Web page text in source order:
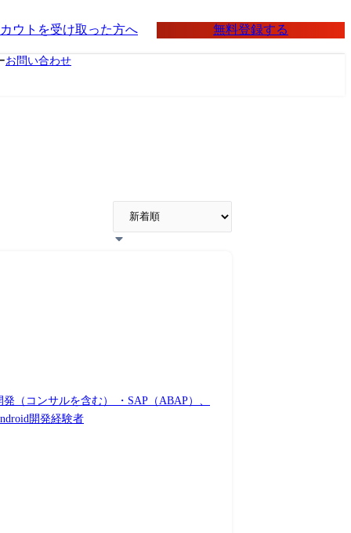
ウトを受け取った方へ 無料登録する
お問い合わせ
（コンサルを含む） ・SAP（ABAP）、
開発経験者